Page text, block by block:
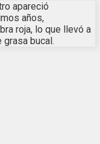
apareció
años,
roja, lo que llevó a
bucal.